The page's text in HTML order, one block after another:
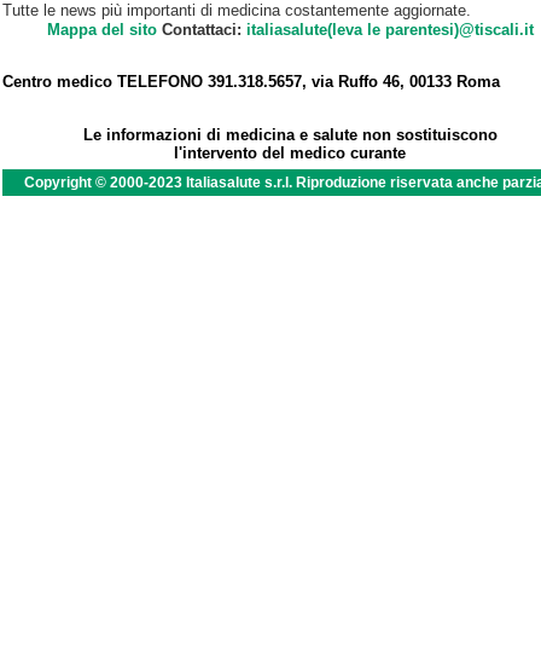
Tutte le news più importanti di medicina costantemente aggiornate.
Mappa del sitoContattaci: italiasalute(leva le parentesi)@tiscali.it
Centro medico TELEFONO 391.318.5657, via Ruffo 46, 00133 Roma
Le informazioni di medicina e salute non sostituiscono
l'intervento del medico curante
Copyright © 2000-2023 Italiasalute s.r.l. Riproduzione riservata anche